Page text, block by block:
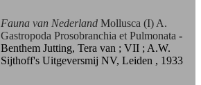
Fauna van Nederland Mollusca (I) A.
Gastropoda Prosobranchia et Pulmonata -
Benthem Jutting, Tera van ; VII ; A.W.
Sijthoff's Uitgeversmij NV, Leiden , 1933